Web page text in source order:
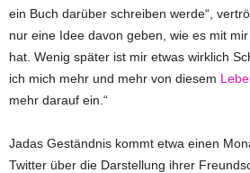
ein Buch darüber schreiben werde“,
nur eine Idee davon geben, wie es mit
hat. Wenig später ist mir etwas wirklich
ich mich mehr und mehr von diesem
mehr darauf ein.“
Jadas Geständnis kommt etwa einen
Twitter über die Darstellung ihrer